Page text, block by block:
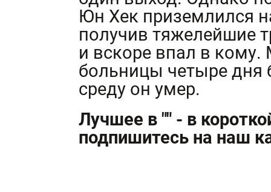
Юн Хек приземлился
получив тяжелейшие
и вскоре впал в
больницы четыре дня
среду он умер.
Лучшее в "" - в
подпишитесь на наш